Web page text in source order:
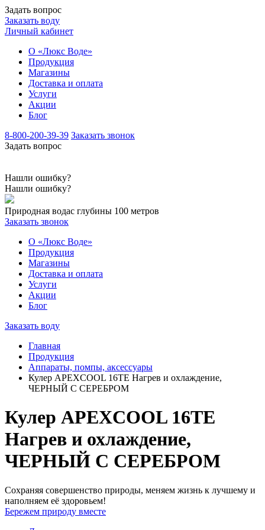
Задать вопрос
Заказать воду
Личный кабинет
О «Люкс Воде»
Продукция
Магазины
Доставка и оплата
Услуги
Акции
Блог
8-800-200-39-39 Заказать звонок
Задать вопрос
Нашли ошибку?
Нашли ошибку?
Природная водас глубины 100 метров
Заказать звонок
О «Люкс Воде»
Продукция
Магазины
Доставка и оплата
Услуги
Акции
Блог
Заказать воду
Главная
Продукция
Аппараты, помпы, аксессуары
Кулер APEXCOOL 16TE Нагрев и охлаждение,
ЧЕРНЫЙ С СЕРЕБРОМ
Кулер APEXCOOL 16TE
Нагрев и охлаждение,
ЧЕРНЫЙ С СЕРЕБРОМ
Сохраняя совершенство природы, меняем жизнь к лучшему и
наполняем её здоровьем!
Бережем природу вместе